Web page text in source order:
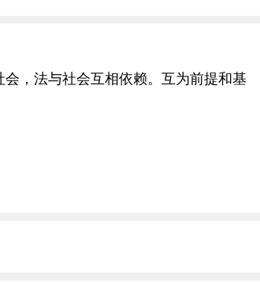
，法与社会互相依赖。互为前提和基